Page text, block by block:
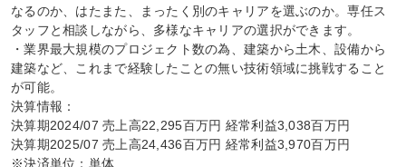
なるのか、はたまた、まったく別のキャリアを選ぶのか。専任ス
タッフと相談しながら、多様なキャリアの選択ができます。
・業界最大規模のプロジェクト数の為、建築から土木、設備から
建築など、これまで経験したことの無い技術領域に挑戦すること
が可能。
決算情報：
決算期2024/07 売上高22,295百万円 経常利益3,038百万円
決算期2025/07 売上高24,436百万円 経常利益3,970百万円
※決済単位：単体